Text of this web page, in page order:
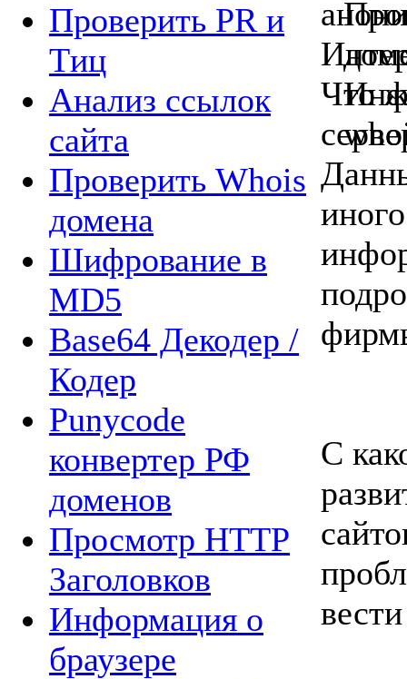
Проверить PR и
Tиц
Анализ ссылок
сайта
Проверить Whois
домена
Шифрование в
MD5
Base64 Декодер /
Кодер
Punycode
конвертер РФ
доменов
Просмотр HTTP
Заголовков
Информация о
браузере
Что
С